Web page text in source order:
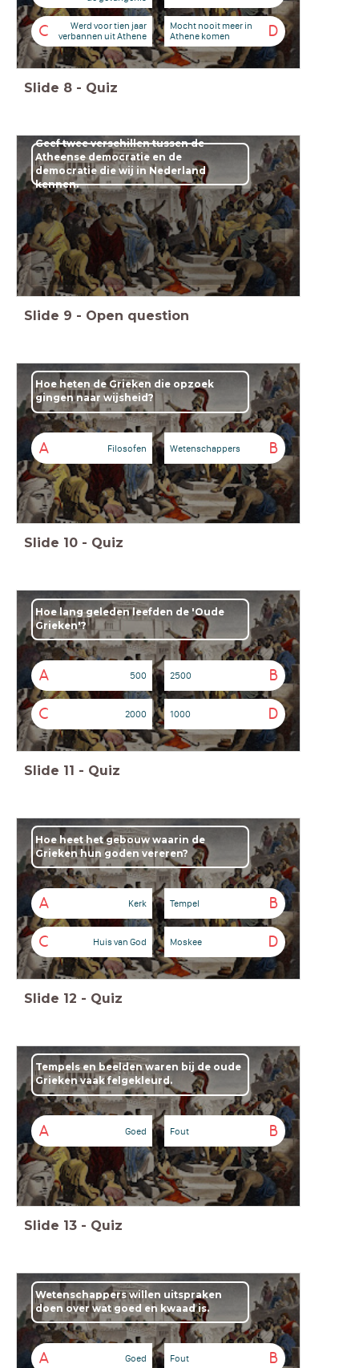
C
Werd voor tien jaar
verbannen uit Athene
D
Mocht nooit meer in
Athene komen
Slide 8 - Quiz
Geef twee verschillen tussen de
Atheense democratie en de
democratie die wij in Nederland
kennen.
Slide 9 - Open question
Hoe heten de Grieken die opzoek
gingen naar wijsheid?
A Filosofen B
Wetenschappers
Slide 10 - Quiz
Hoe lang geleden leefden de 'Oude
Grieken'?
A 500 B
2500
C 2000 D
1000
Slide 11 - Quiz
Hoe heet het gebouw waarin de
Grieken hun goden vereren?
A Kerk B
Tempel
C Huis van God D
Moskee
Slide 12 - Quiz
Tempels en beelden waren bij de oude
Grieken vaak felgekleurd.
A Goed B
Fout
Slide 13 - Quiz
Wetenschappers willen uitspraken
doen over wat goed en kwaad is.
A Goed B
Fout